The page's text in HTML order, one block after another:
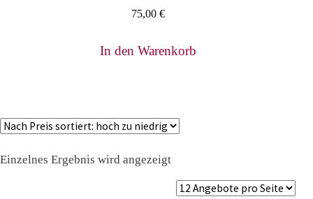
75,00 €
In den Warenkorb
Einzelnes Ergebnis wird angezeigt